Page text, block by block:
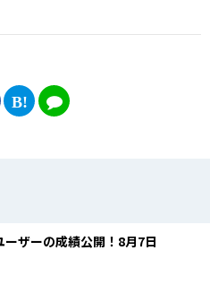
ーザーの成績公開！8月7日